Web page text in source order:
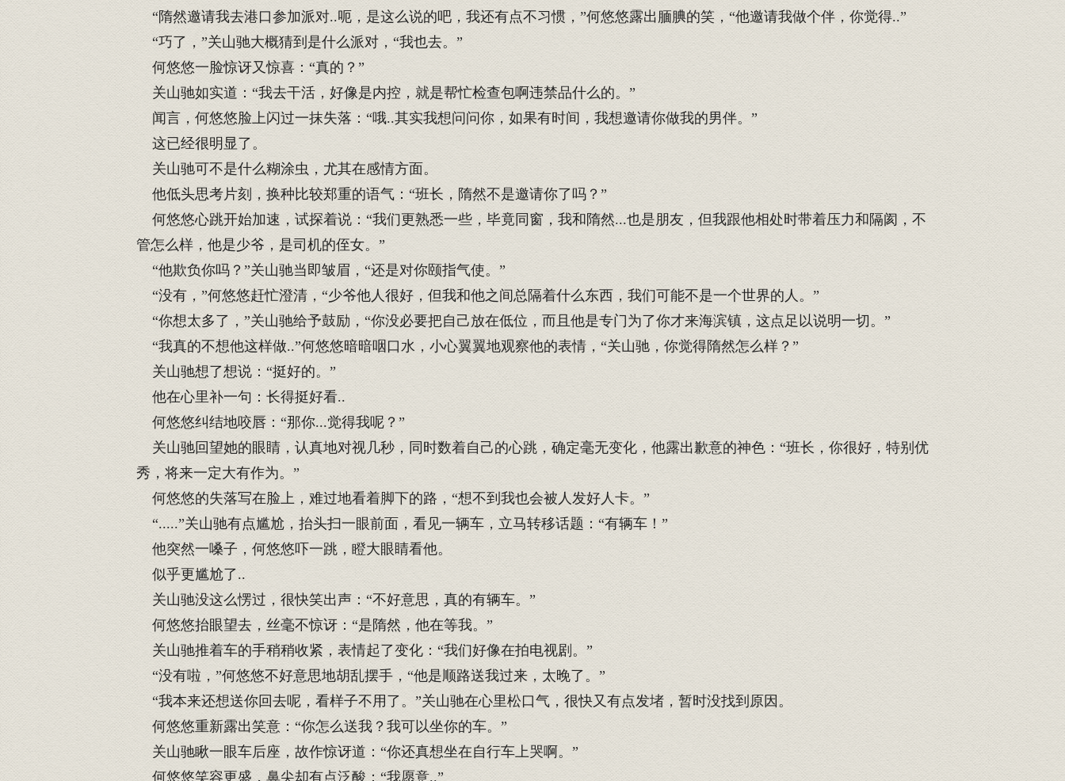
“隋然邀请我去港口参加派对..呃，是这么说的吧，我还有点不习惯，”何悠悠露出腼腆的笑，“他邀请我做个伴，你觉得..”
“巧了，”关山驰大概猜到是什么派对，“我也去。”
何悠悠一脸惊讶又惊喜：“真的？”
关山驰如实道：“我去干活，好像是内控，就是帮忙检查包啊违禁品什么的。”
闻言，何悠悠脸上闪过一抹失落：“哦..其实我想问问你，如果有时间，我想邀请你做我的男伴。”
这已经很明显了。
关山驰可不是什么糊涂虫，尤其在感情方面。
他低头思考片刻，换种比较郑重的语气：“班长，隋然不是邀请你了吗？”
何悠悠心跳开始加速，试探着说：“我们更熟悉一些，毕竟同窗，我和隋然...也是朋友，但我跟他相处时带着压力和隔阂，不
管怎么样，他是少爷，是司机的侄女。”
“他欺负你吗？”关山驰当即皱眉，“还是对你颐指气使。”
“没有，”何悠悠赶忙澄清，“少爷他人很好，但我和他之间总隔着什么东西，我们可能不是一个世界的人。”
“你想太多了，”关山驰给予鼓励，“你没必要把自己放在低位，而且他是专门为了你才来海滨镇，这点足以说明一切。”
“我真的不想他这样做..”何悠悠暗暗咽口水，小心翼翼地观察他的表情，“关山驰，你觉得隋然怎么样？”
关山驰想了想说：“挺好的。”
他在心里补一句：长得挺好看..
何悠悠纠结地咬唇：“那你...觉得我呢？”
关山驰回望她的眼睛，认真地对视几秒，同时数着自己的心跳，确定毫无变化，他露出歉意的神色：“班长，你很好，特别优
秀，将来一定大有作为。”
何悠悠的失落写在脸上，难过地看着脚下的路，“想不到我也会被人发好人卡。”
“.....”关山驰有点尴尬，抬头扫一眼前面，看见一辆车，立马转移话题：“有辆车！”
他突然一嗓子，何悠悠吓一跳，瞪大眼睛看他。
似乎更尴尬了..
关山驰没这么愣过，很快笑出声：“不好意思，真的有辆车。”
何悠悠抬眼望去，丝毫不惊讶：“是隋然，他在等我。”
关山驰推着车的手稍稍收紧，表情起了变化：“我们好像在拍电视剧。”
“没有啦，”何悠悠不好意思地胡乱摆手，“他是顺路送我过来，太晚了。”
“我本来还想送你回去呢，看样子不用了。”关山驰在心里松口气，很快又有点发堵，暂时没找到原因。
何悠悠重新露出笑意：“你怎么送我？我可以坐你的车。”
关山驰瞅一眼车后座，故作惊讶道：“你还真想坐在自行车上哭啊。”
何悠悠笑容更盛，鼻尖却有点泛酸：“我愿意..”